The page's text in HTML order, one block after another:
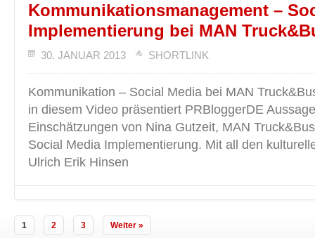
Kommunikationsmanagement –
Implementierung bei MAN
30. JANUAR 2013 SHORTLINK
Kommunikation – Social Media bei MAN
in diesem Video präsentiert PRBloggerDE
Einschätzungen von Nina Gutzeit, MAN
Social Media Implementierung. Mit all den
Ulrich Erik Hinsen
1 2 3 Weiter »